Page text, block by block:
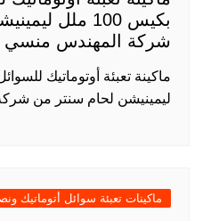
بكيس 100 ملل
شركة المهندس منسي
ليمينيشن لحام سنتر من
ماكينات تعبئة سوائل أتوماتيك